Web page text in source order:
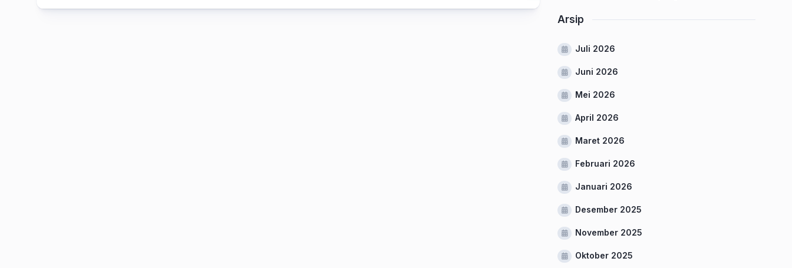
Arsip
Juli 2026
Juni 2026
Mei 2026
April 2026
Maret 2026
Februari 2026
Januari 2026
Desember 2025
November 2025
Oktober 2025